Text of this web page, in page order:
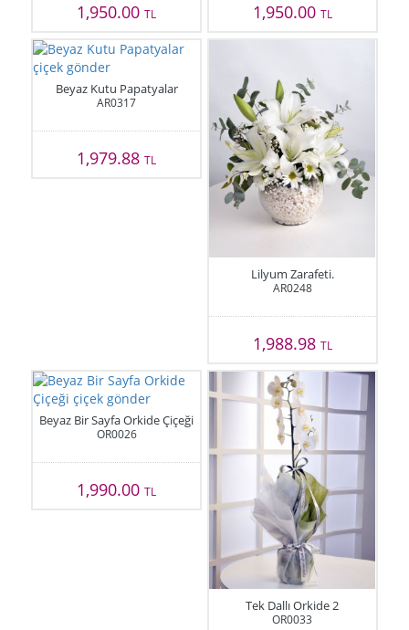
1,950.00TL 1,950.00 TL
Beyaz Kutu Papatyalar
AR0317
1,979.88TL
Lilyum Zarafeti.
AR0248
1,988.98 TL
Beyaz Bir Sayfa Orkide Çiçeği
OR0026
1,990.00TL
Tek Dallı Orkide 2
OR0033